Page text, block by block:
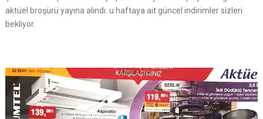
aktüel broşürü yayına alındı. u haftaya ait güncel indirimler sizleri
bekliyor.